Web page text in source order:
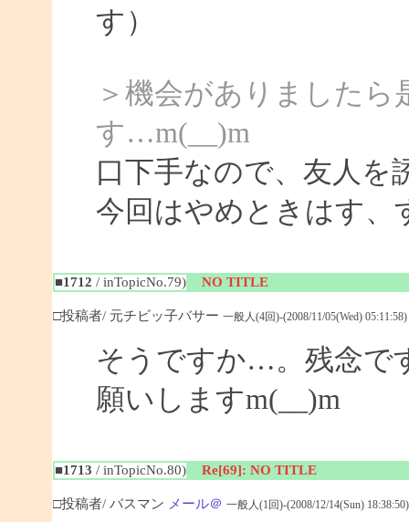
す）
＞機会がありました
す…m(__)m
口下手なので、友人
今回はやめときはす、
■1712 / inTopicNo.79) NO TITLE
□投稿者/ 元チビッ子バサー 一般人(4回)-(2008/11/05(Wed) 05:11:58)
そうですか…。残念で
願いしますm(__)m
■1713 / inTopicNo.80) Re[69]: NO TITLE
□投稿者/ バスマン メール＠ 一般人(1回)-(2008/12/14(Sun) 18:38:50)